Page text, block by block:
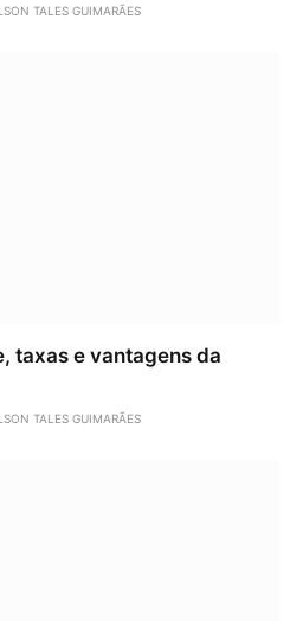
TALES GUIMARÃES
taxas e vantagens da
TALES GUIMARÃES